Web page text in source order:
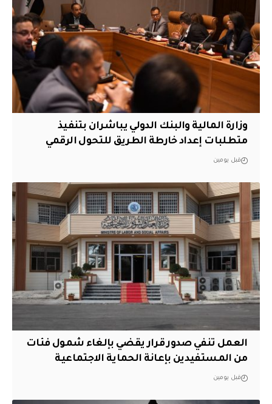
وزارة المالية والبنك الدولي يباشران بتنفيذ
متطلبات إعداد خارطة الطريق للتحول الرقمي
قبل يومين
العمل تنفي صدور قرار يقضي بإلغاء شمول فئات
من المستفيدين بإعانة الحماية الاجتماعية
قبل يومين